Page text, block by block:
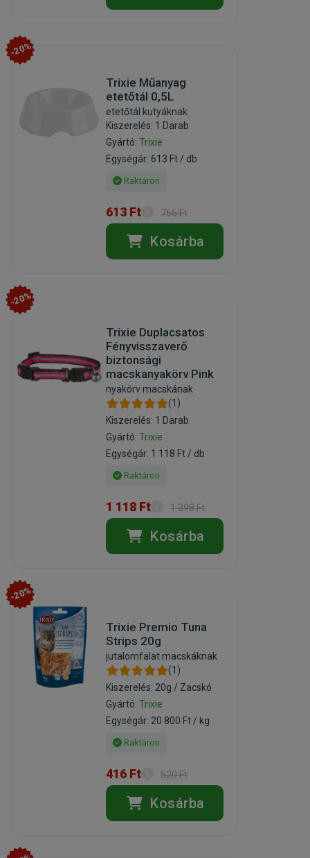
-20%
Trixie Műanyag
etetőtál 0,5L
etetőtál kutyáknak
Kiszerelés: 1 Darab
Gyártó:Trixie
Egységár: 613 Ft / db
Raktáron
613 Ft 766 Ft
Kosárba
-20%
Trixie Duplacsatos
Fényvisszaverő
biztonsági
macskanyakörv Pink
nyakörv macskának
(1)
Kiszerelés: 1 Darab
Gyártó:Trixie
Egységár: 1 118 Ft / db
Raktáron
1 118 Ft 1 398 Ft
Kosárba
-20%
Trixie Premio Tuna
Strips 20g
jutalomfalat macskáknak
(1)
Kiszerelés: 20g / Zacskó
Gyártó:Trixie
Egységár: 20 800 Ft / kg
Raktáron
416 Ft 520 Ft
Kosárba